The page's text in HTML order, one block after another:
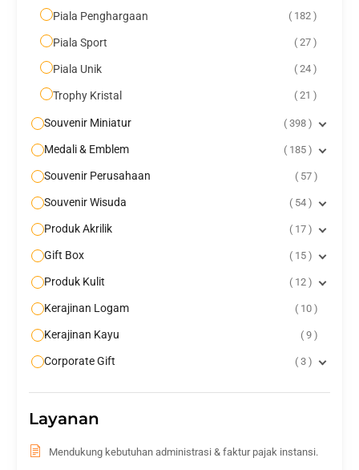
Piala Penghargaan 182
Piala Sport 27
Piala Unik 24
Trophy Kristal 21
Souvenir Miniatur 398
Medali & Emblem 185
Souvenir Perusahaan 57
Souvenir Wisuda 54
Produk Akrilik 17
Gift Box 15
Produk Kulit 12
Kerajinan Logam 10
Kerajinan Kayu 9
Corporate Gift 3
Layanan
Mendukung kebutuhan administrasi & faktur pajak instansi.